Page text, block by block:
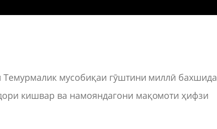
мусобиқаи гӯштини миллӣ бахшида
кишвар ва намояндагони мақомоти ҳифзи